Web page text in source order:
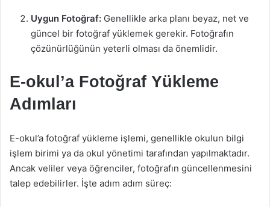
Uygun Fotoğraf: Genellikle arka planı beyaz, net ve
güncel bir fotoğraf yüklemek gerekir. Fotoğrafın
çözünürlüğünün yeterli olması da önemlidir.
E-okul’a Fotoğraf Yükleme
Adımları
E-okul’a fotoğraf yükleme işlemi, genellikle okulun bilgi
işlem birimi ya da okul yönetimi tarafından yapılmaktadır.
Ancak veliler veya öğrenciler, fotoğrafın güncellenmesini
talep edebilirler. İşte adım adım süreç: